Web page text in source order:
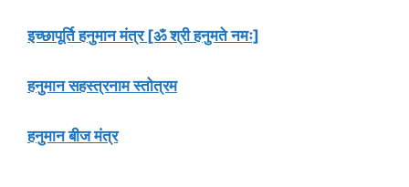
इच्छापूर्ति हनुमान मंत्र [ॐ श्री हनुमते नमः]
हनुमान सहस्त्रनाम स्तोत्रम
हनुमान बीज मंत्र